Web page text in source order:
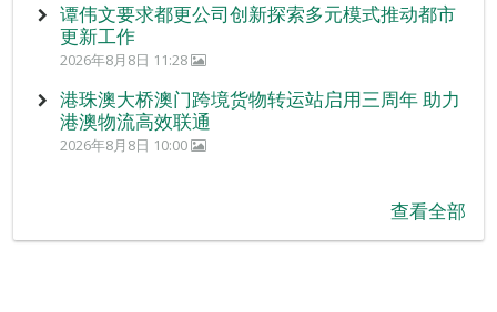
谭伟文要求都更公司创新探索多元模式推动都市
更新工作
2026年8月8日 11:28
港珠澳大桥澳门跨境货物转运站启用三周年 助力
港澳物流高效联通
2026年8月8日 10:00
查看全部